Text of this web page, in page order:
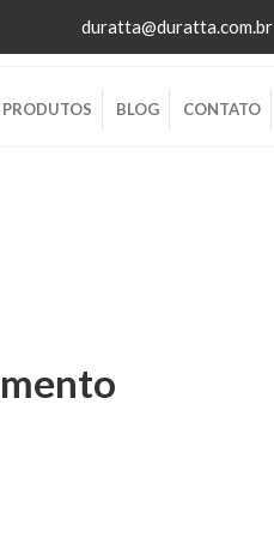
duratta@duratta.com.br
PRODUTOS BLOG CONTATO
×